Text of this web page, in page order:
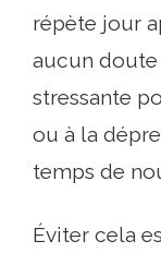
répète jour
aucun
stressante
ou à la
temps de
Éviter cela